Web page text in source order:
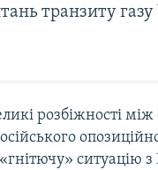
транзиту
розбіжності
ситуацію